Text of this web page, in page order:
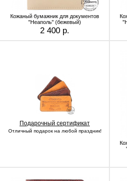
Кожаный бумажник для документов
"Неаполь" (бежевый)
2 400 р.
Подарочный сертификат
Отличный подарок на любой праздник!